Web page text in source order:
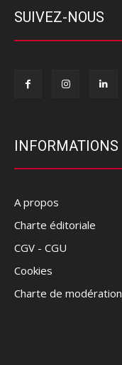
SUIVEZ-NOUS
INFORMATIONS
A propos
Charte éditoriale
CGV - CGU
Cookies
Charte de modération